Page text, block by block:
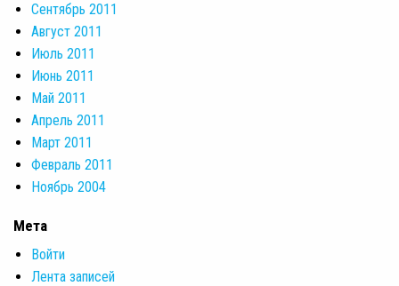
Сентябрь 2011
Август 2011
Июль 2011
Июнь 2011
Май 2011
Апрель 2011
Март 2011
Февраль 2011
Ноябрь 2004
Мета
Войти
Лента записей